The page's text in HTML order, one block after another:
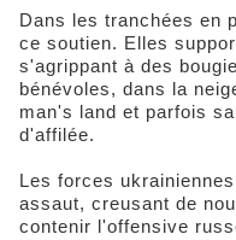
Dans les tranchées en
ce soutien. Elles
s'agrippant à des
bénévoles, dans la
man's land et parfois
d'affilée.
Les forces
assaut, creusant de
contenir l'offensive